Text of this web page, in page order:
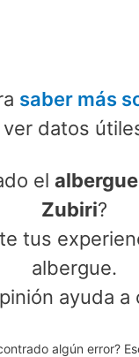
saber más
ver datos
el
Zubiri?
tus
albergue.
ayuda a
algún error?